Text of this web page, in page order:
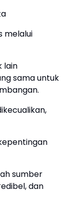
melalui
lain
sama untuk
sumber
dan